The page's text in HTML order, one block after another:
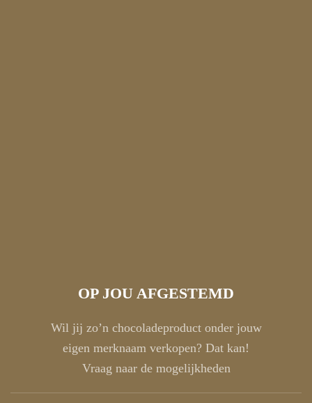
OP JOU AFGESTEMD
Wil jij zo’n chocoladeproduct onder jouw
eigen merknaam verkopen? Dat kan!
Vraag naar de mogelijkheden